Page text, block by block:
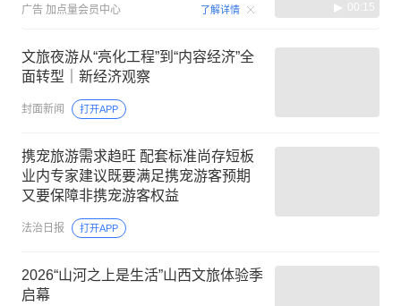
广告 加点量会员中心 了解详情 00:15
文旅夜游从“亮化工程”到“内容经济”全
面转型｜新经济观察
封面新闻 打开APP
携宠旅游需求趋旺 配套标准尚存短板
业内专家建议既要满足携宠游客预期
又要保障非携宠游客权益
法治日报 打开APP
2026“山河之上是生活”山西文旅体验季
启幕